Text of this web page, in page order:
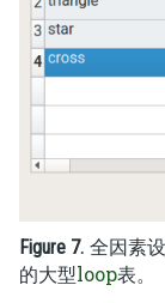
Figure 7. 全因素
的大型loop表。